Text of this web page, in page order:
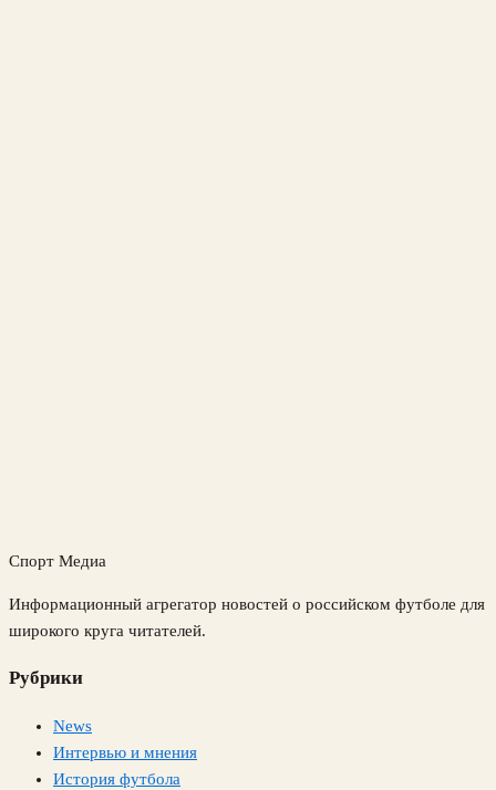
Спорт Медиа
Информационный агрегатор новостей о российском футболе для
широкого круга читателей.
Рубрики
News
Интервью и мнения
История футбола